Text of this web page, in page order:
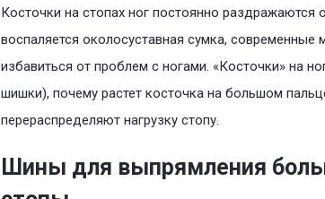
Косточки на стопах ног постоянно раздражаются
воспаляется околосуставная сумка, современные
избавиться от проблем с ногами. «Косточки» на
шишки), почему растет косточка на большом
перераспределяют нагрузку стопу.
Шины для выпрямления